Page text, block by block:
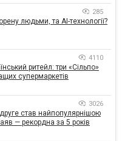
285
людьми, та AI-технології?
4110
ритейл: три «Сільпо»
супермаркетів
3026
став найпопулярнішою
— рекордна за 5 років